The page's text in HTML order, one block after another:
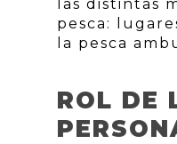
las distintas
pesca:
la pesca
ROL DE